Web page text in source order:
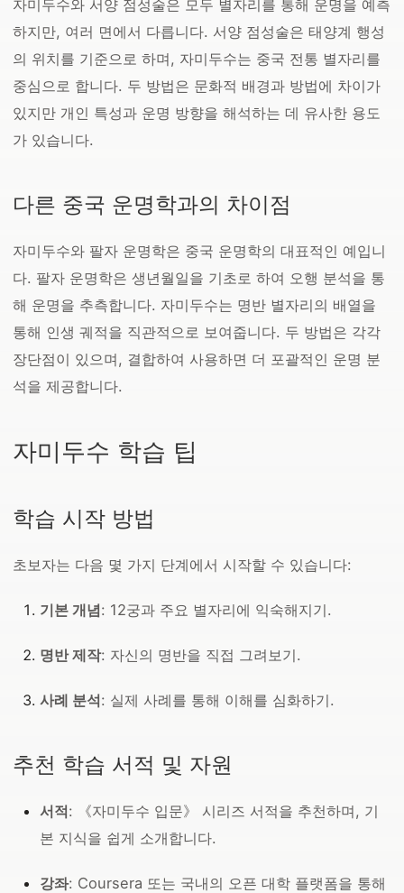
자미두수와 서양 점성술은 모두 별자리를 통해 운명을 예측
하지만, 여러 면에서 다릅니다. 서양 점성술은 태양계 행성
의 위치를 기준으로 하며, 자미두수는 중국 전통 별자리를
중심으로 합니다. 두 방법은 문화적 배경과 방법에 차이가
있지만 개인 특성과 운명 방향을 해석하는 데 유사한 용도
가 있습니다.
다른 중국 운명학과의 차이점
자미두수와 팔자 운명학은 중국 운명학의 대표적인 예입니
다. 팔자 운명학은 생년월일을 기초로 하여 오행 분석을 통
해 운명을 추측합니다. 자미두수는 명반 별자리의 배열을
통해 인생 궤적을 직관적으로 보여줍니다. 두 방법은 각각
장단점이 있으며, 결합하여 사용하면 더 포괄적인 운명 분
석을 제공합니다.
자미두수 학습 팁
학습 시작 방법
초보자는 다음 몇 가지 단계에서 시작할 수 있습니다:
기본 개념: 12궁과 주요 별자리에 익숙해지기.
명반 제작: 자신의 명반을 직접 그려보기.
사례 분석: 실제 사례를 통해 이해를 심화하기.
추천 학습 서적 및 자원
서적: 《자미두수 입문》 시리즈 서적을 추천하며, 기
본 지식을 쉽게 소개합니다.
강좌: Coursera 또는 국내의 오픈 대학 플랫폼을 통해